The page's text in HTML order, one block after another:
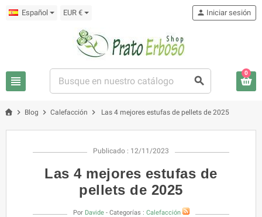
Español EUR €
view_headline search
person Iniciar sesión
0
chevron_right Blog chevron_right Calefacción chevron_right Las 4 mejores estufas de pellets de 2025
Publicado : 12/11/2023
Las 4 mejores estufas de
pellets de 2025
Por Davide- Categorías : Calefacción